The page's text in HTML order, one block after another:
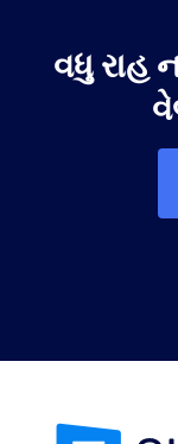
વધુ